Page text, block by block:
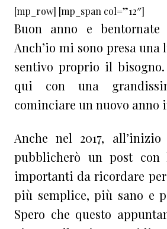
[mp_row] [mp_span col=”12″]
Buon anno e bentornate
Anch’io mi sono presa una
sentivo proprio il
qui con una
cominciare un nuovo anno
Anche nel 2017,
pubblicherò un post
importanti da ricordare
più semplice, più sano e
Spero che questo